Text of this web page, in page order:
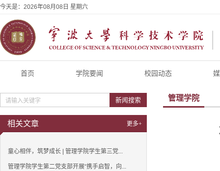
今天是： 2026年08月08日 星期六
首页 学院要闻 校园动态
新闻搜索
相关文章 更多+
童心相伴，筑梦成长 | 管理学院学生第三党...
管理学院学生第二党支部开展“携手启智，向...
管理学院